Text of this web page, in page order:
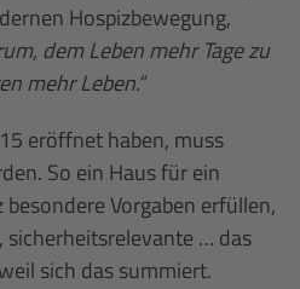
Hospizbewegung,
dem Leben mehr Tage zu
mehr Leben.“
eröffnet haben, muss
So ein Haus für ein
Vorgaben erfüllen,
sicherheitsrelevante … das
sich das summiert.